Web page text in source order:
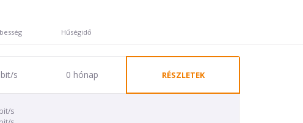
Hűségidő
s 0 hónap RÉSZLETEK
s